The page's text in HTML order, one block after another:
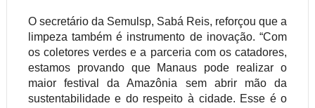
O secretário da Semulsp, Sabá Reis, reforçou que a
limpeza também é instrumento de inovação. “Com
os coletores verdes e a parceria com os catadores,
estamos provando que Manaus pode realizar o
maior festival da Amazônia sem abrir mão da
sustentabilidade e do respeito à cidade. Esse é o